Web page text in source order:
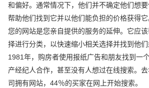
和偏好。通常情况下，他们并不确定他们想
帮助他们找到它并以他们能负担的价格获得它
您的网站是您亲自提供的服务的延伸。它应
择进行分类，以快速缩小相关选择并找到他们
1981年，购房者使用报纸广告和朋友找到一
产经纪人合作，甚至没有人想过在线搜索。
司拥有网站，44％的买家在网上开始搜索。